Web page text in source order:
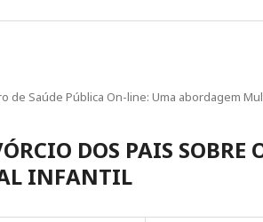
de Saúde Pública On-line: Uma abordagem
DOS PAIS SOBRE
INFANTIL